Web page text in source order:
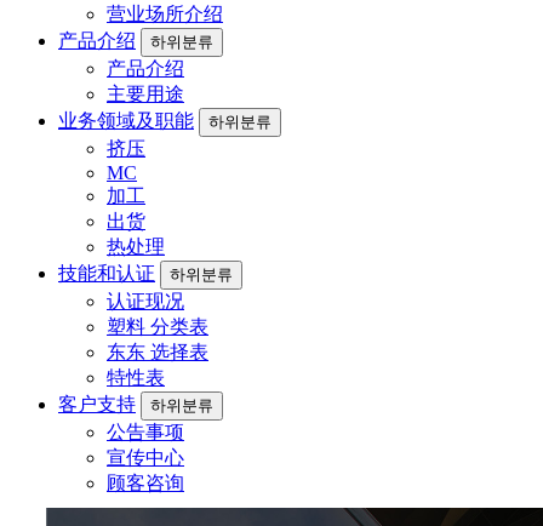
营业场所介绍
产品介绍
하위분류
产品介绍
主要用途
业务领域及职能
하위분류
挤压
MC
加工
出货
热处理
技能和认证
하위분류
认证现况
塑料 分类表
东东 选择表
特性表
客户支持
하위분류
公告事项
宣传中心
顾客咨询